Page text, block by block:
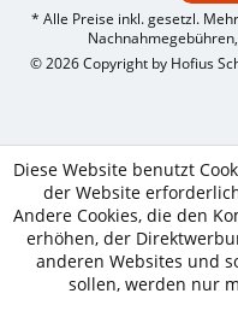
* Alle Preise inkl. gesetzl.
© 2026 Copyright by Hofius
Diese Website benutzt
der Website
Andere Cookies, die den
erhöhen, der
anderen Websites und
sollen, werden nur